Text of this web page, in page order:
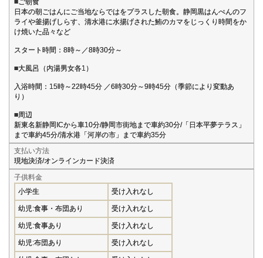
■ご朝食
日本の朝ごはんにご当地ならではをプラスした朝食。静岡黒はんぺんのフ
ライや釜揚げしらす、清水港に水揚げされた鮪のカマをじっくり時間をか
け焼いた品々など
スタート時間：8時～／8時30分～
■大風呂（内湯男女各1）
入浴時間：15時～22時45分 ／6時30分～9時45分（季節により変動あ
り）
■周辺
新東名新静岡ICから車10分/静岡市街地まで車約30分/「日本平夢テラス」
まで車約45分/清水港「河岸の市」まで車約35分
支払い方法
現地決済/オンラインカード決済
子供料金
小学生
受け入れなし
幼児:食事・布団あり 受け入れなし
幼児:食事あり 受け入れなし
幼児:布団あり 受け入れなし